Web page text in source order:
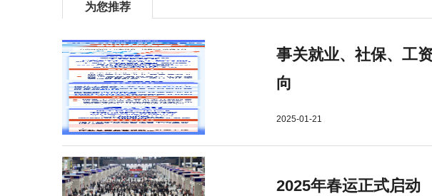
为您推荐
事关就业、社保、工
向
2025-01-21
2025年春运正式启动